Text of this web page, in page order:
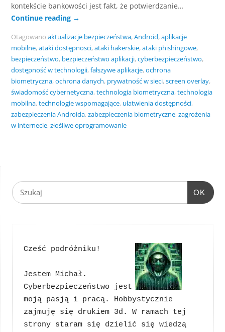
kontekście bankowości jest fakt, że potwierdzanie…
Continue reading →
Otagowano aktualizacje bezpieczeństwa,Android,aplikacje
mobilne,ataki dostępnosci,ataki hakerskie,ataki phishingowe,
bezpieczeństwo, bezpieczeństwo aplikacji,cyberbezpieczeństwo,
dostępność w technologii,fałszywe aplikacje,ochrona
biometryczna,ochrona danych, prywatność w sieci,screen overlay,
świadomość cybernetyczna,technologia biometryczna,technologia
mobilna,technologie wspomagające, ułatwienia dostępności,
zabezpieczenia Androida,zabezpieczenia biometryczne,zagrożenia
w internecie,złośliwe oprogramowanie
OK
Cześć podróżniku!
Jestem Michał.
Cyberbezpieczeństwo jest
moją pasją i pracą. Hobbystycznie
zajmuję się drukiem 3d. W ramach tej
strony staram się dzielić się wiedzą